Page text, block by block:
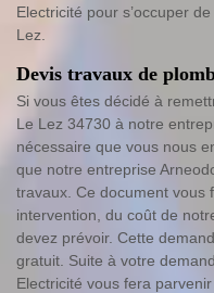
Electricité pour s’occuper
Lez.
Devis travaux de
Si vous êtes décidé à
Le Lez 34730 à notre
nécessaire que vous nous
que notre entreprise
travaux. Ce document vous
intervention, du coût de
devez prévoir. Cette
gratuit. Suite à votre
Electricité vous fera